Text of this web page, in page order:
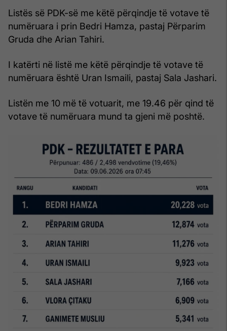
Listës së PDK-së me këtë përqindje të votave të
numëruara i prin Bedri Hamza, pastaj Përparim
Gruda dhe Arian Tahiri.
I katërti në listë me këtë përqindje të votave të
numëruara është Uran Ismaili, pastaj Sala Jashari.
Listën me 10 më të votuarit, me 19.46 për qind të
votave të numëruara mund ta gjeni më poshtë.